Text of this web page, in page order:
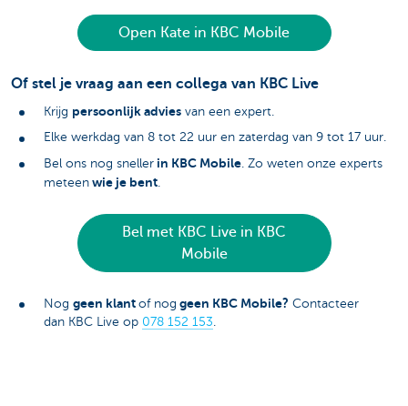
Open Kate in KBC Mobile
Of stel je vraag aan een collega van KBC Live
Krijg persoonlijk advies van een expert.
Elke werkdag van 8 tot 22 uur en zaterdag van 9 tot 17 uur.
Bel ons nog sneller in KBC Mobile. Zo weten onze experts
meteen wie je bent.
Bel met KBC Live in KBC
Mobile
Nog geen klant of nog geen KBC Mobile? Contacteer
dan KBC Live op 078 152 153.